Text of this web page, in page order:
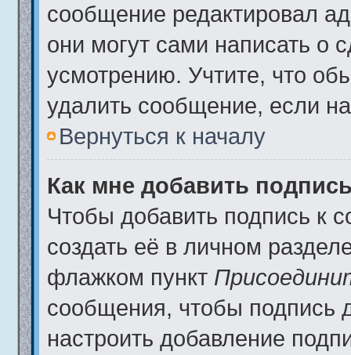
сообщение редактировал
они могут сами написать о
усмотрению. Учтите, что
удалить сообщение, если
Вернуться к началу
Как мне добавить
Чтобы добавить подпись к
создать её в личном
флажком пункт
сообщения, чтобы подпись
настроить добавление